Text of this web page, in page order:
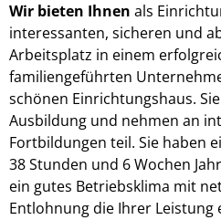
Wir bieten Ihnen als
interessanten, sicheren und
Arbeitsplatz in einem
familiengeführten
schönen Einrichtungshaus.
Ausbildung und nehmen an
Fortbildungen teil. Sie haben
38 Stunden und 6 Wochen
ein gutes Betriebsklima mit
Entlohnung die Ihrer Leistung